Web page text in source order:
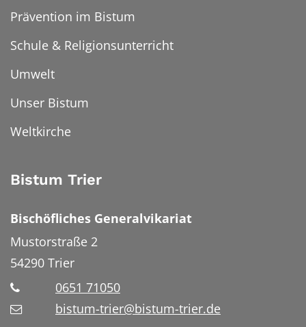
Prävention im Bistum
Schule & Religionsunterricht
Umwelt
Unser Bistum
Weltkirche
Bistum Trier
Bischöfliches Generalvikariat
Mustorstraße 2
54290 Trier
0651 71050
bistum-trier@bistum-trier.de